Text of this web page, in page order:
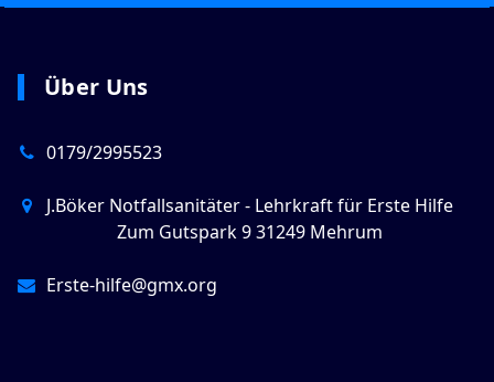
Über Uns
0179/2995523
J.Böker Notfallsanitäter - Lehrkraft für Erste Hilfe
Zum Gutspark 9 31249 Mehrum
Erste-hilfe@gmx.org